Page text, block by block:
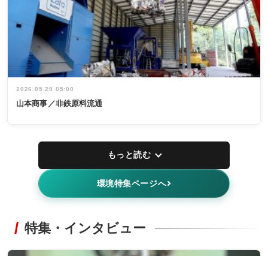
2026.05.29 05:00
山本商事／非鉄原料流通
もっと読む
環境特集ページへ
特集・インタビュー